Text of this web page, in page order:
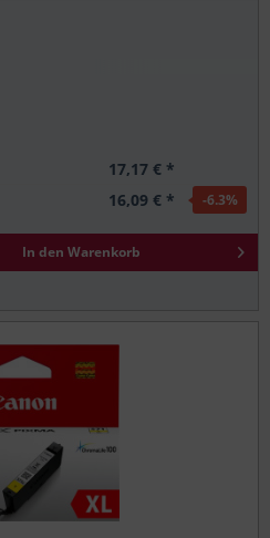
17,17 € *
16,09 € * -6.3%
In den Warenkorb